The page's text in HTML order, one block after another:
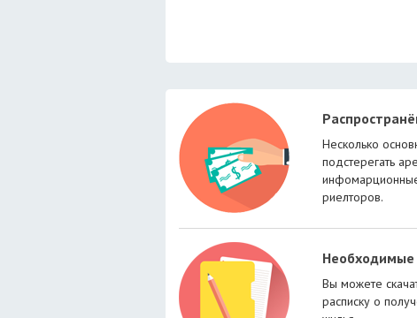
Несколько
подстерегать
риелторов.
Необходимые
Вы можете
расписку о